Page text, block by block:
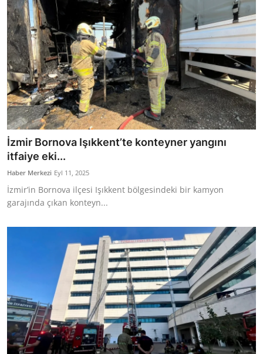
Siyasi Partiler
Mülki İdare
Toplum ve Yaşam
Sivil Toplum Kuruluşları
Kamu Kurumları ve Üst Kurullar
Resmi Reklamlar
İzmir Bornova Işıkkent’te konteyner yangını
itfaiye eki...
Haber Merkezi Eyl 11, 2025
İzmir’in Bornova ilçesi Işıkkent bölgesindeki bir kamyon
garajında çıkan konteyn...